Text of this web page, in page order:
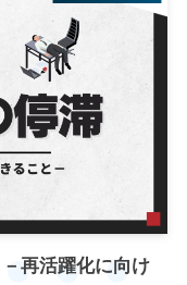
再活躍化に向け